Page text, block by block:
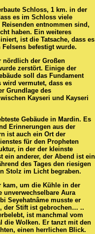
Schloss, 1 km. in der
es im Schloss viele
entnommen sind,
haben. Ein weiteres
ist die Tatsache, dass es
befestigt wurde.
nördlich der Großen
zerstört. Einige der
soll das Fundament
wird vermutet, dass es
Grundlage des
Kayseri und Kayseri
Gebäude in Mardin. Es
Erinnerungen aus der
ist auch ein Ort der
für den Propheten
in der der kleinste
ein anderer, der Abend ist ein
des Tages den riesigen
Stolz im Licht begraben.
kam, um die Kühle in der
unverwechselbare Aura
Seyehatnâme musste er
der Stift ist gebrochen… ..
ist manchmal vom
die Wolken. Er tanzt mit den
einen herrlichen Blick.